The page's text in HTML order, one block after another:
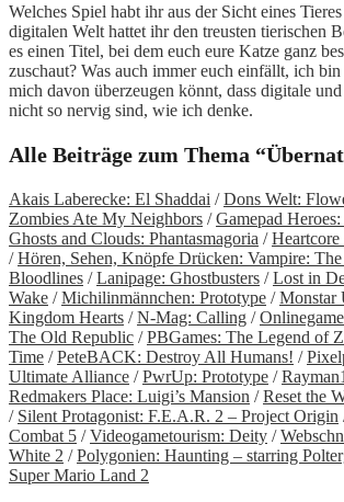
Welches Spiel habt ihr aus der Sicht eines
digitalen Welt hattet ihr den treusten tierischen
es einen Titel, bei dem euch eure Katze ganz
zuschaut? Was auch immer euch einfällt, ich
mich davon überzeugen könnt, dass digitale
nicht so nervig sind, wie ich denke.
Alle Beiträge zum Thema
Akais Laberecke: El Shaddai /Dons Welt:
Zombies Ate My Neighbors /Gamepad
Ghosts and Clouds: Phantasmagoria /
/Hören, Sehen, Knöpfe Drücken: Vampire:
Bloodlines /Lanipage: Ghostbusters /Lost in
Wake /Michilinmännchen: Prototype /Monstar
Kingdom Hearts /N-Mag: Calling /
The Old Republic /PBGames: The Legend of
Time /PeteBACK: Destroy All Humans! /
Ultimate Alliance /PwrUp: Prototype /
Redmakers Place: Luigi’s Mansion /Reset the
/ Silent Protagonist: F.E.A.R. 2 – Project Origin
Combat 5 /Videogametourism: Deity /
White 2 /Polygonien: Haunting – starring
Super Mario Land 2